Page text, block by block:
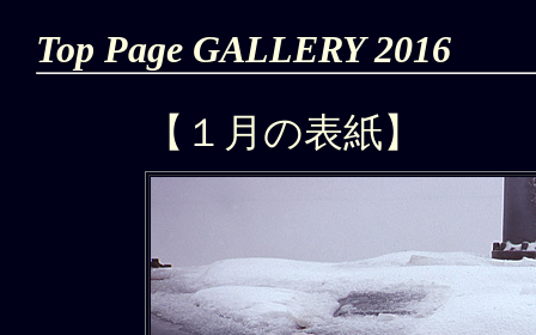
Top Page GALLERY 2016
【１月の表紙】